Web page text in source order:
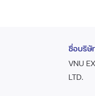
ชื่อบริษั
VNU
LTD.